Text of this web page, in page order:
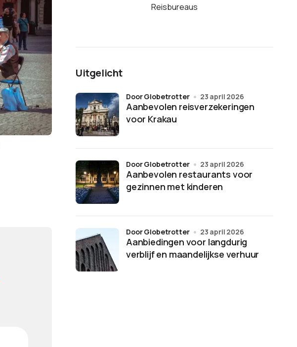
Reisbureaus
Uitgelicht
Aanbevolen reisverzekeringen
voor Krakau
door Globetrotter 23 april 2026
Aanbevolen restaurants voor
gezinnen met kinderen
door Globetrotter 23 april 2026
Aanbiedingen voor langdurig
verblijf en maandelijkse verhuur
door Globetrotter 23 april 2026